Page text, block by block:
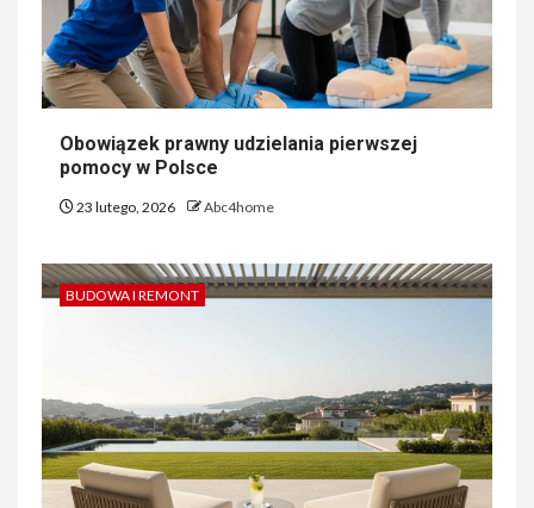
Obowiązek prawny udzielania pierwszej
pomocy w Polsce
23 lutego, 2026 Abc4home
BUDOWA I REMONT